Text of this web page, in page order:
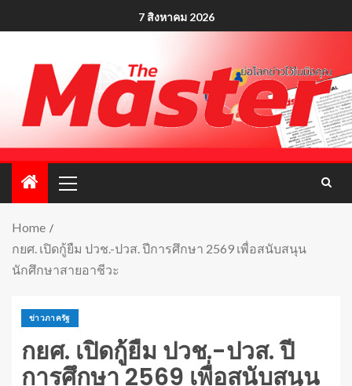
7 สิงหาคม 2026
Home
กยศ. เปิดกู้ยืม ปวช.-ปวส. ปีการศึกษา 2569 เพื่อสนับสนุน
นักศึกษาสายอาชีวะ
ข่าวภาครัฐ
กยศ. เปิดกู้ยืม ปวช.-ปวส. ปี
การศึกษา 2569 เพื่อสนับสนุน